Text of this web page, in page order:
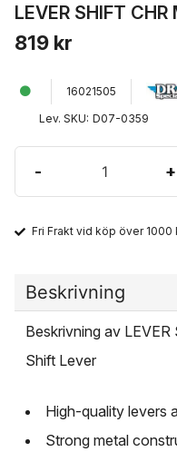
LEVER SHIFT CHR
819 kr
16021505
Lev. SKU: D07-0359
- +
Fri Frakt vid köp över 1000
Beskrivning
Beskrivning av
Shift Lever
High-quality levers
Strong metal